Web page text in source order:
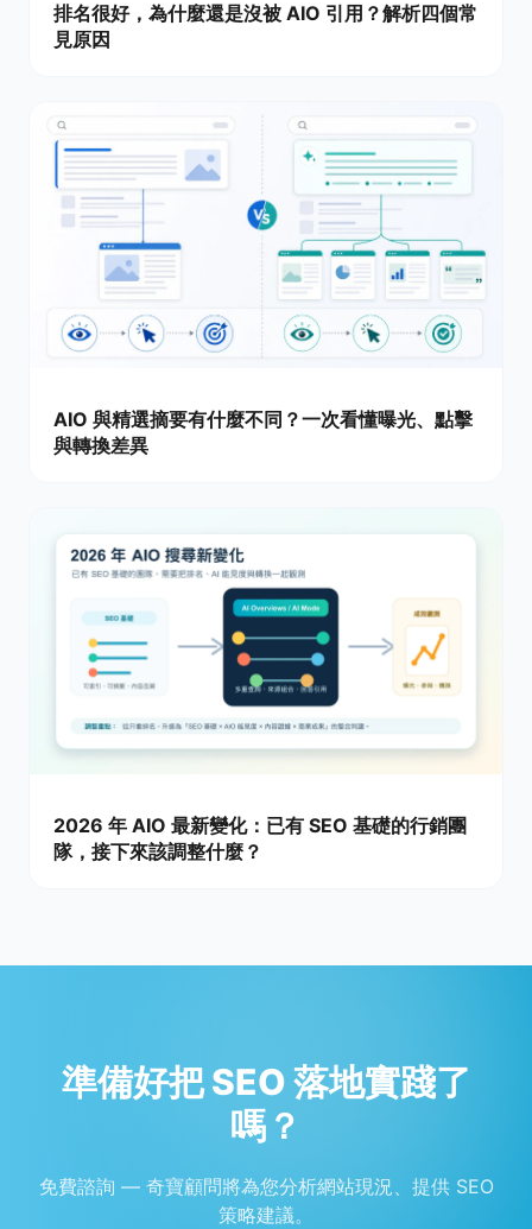
排名很好，為什麼還是沒被 AIO 引用？解析四個常
見原因
AIO 與精選摘要有什麼不同？一次看懂曝光、點擊
與轉換差異
2026 年 AIO 最新變化：已有 SEO 基礎的行銷團
隊，接下來該調整什麼？
準備好把 SEO 落地實踐了
嗎？
免費諮詢 — 奇寶顧問將為您分析網站現況、提供 SEO
策略建議。